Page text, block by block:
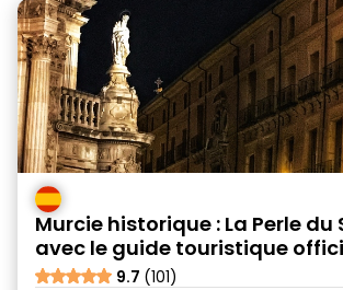
Murcie historique : La Perle du
avec le guide touristique
9.7 (101)